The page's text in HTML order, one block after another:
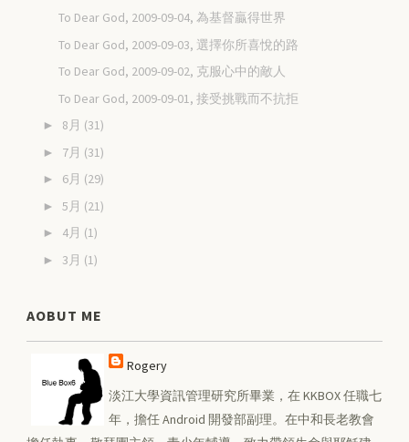
To Dear God, 2009-09-04, 為基督贏得世界
To Dear God, 2009-09-03, 選擇你所喜悅的路
To Dear God, 2009-09-02, 克服心中的敵人
To Dear God, 2009-09-01, 接受挑戰而不抗拒
► 8月 (31)
► 7月 (31)
► 6月 (29)
► 5月 (21)
► 4月 (1)
► 3月 (1)
AOBUT ME
Rogery
淡江大學資訊管理研究所畢業，在 KKBOX 任職七
年，擔任 Android 開發部副理。在中和長老教會